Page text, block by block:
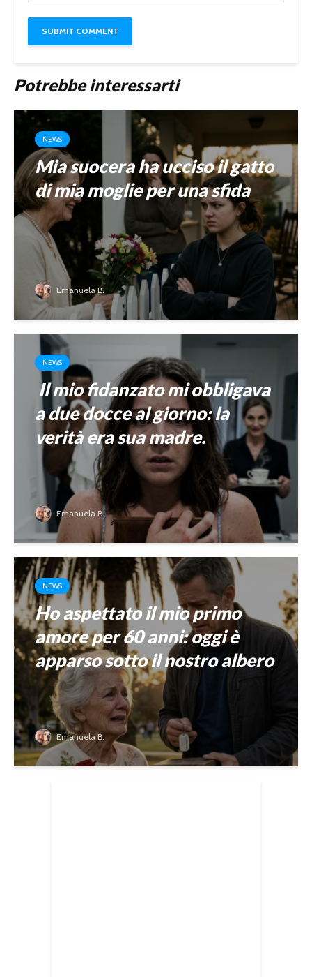
Potrebbe interessarti
NEWS
Mia suocera ha ucciso il gatto
di mia moglie per una sfida
Emanuela B.
NEWS
Il mio fidanzato mi obbligava
a due docce al giorno: la
verità era sua madre.
Emanuela B.
NEWS
Ho aspettato il mio primo
amore per 60 anni: oggi è
apparso sotto il nostro albero
Emanuela B.